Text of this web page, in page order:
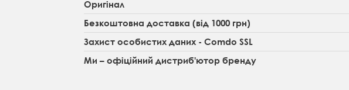
Оригінал
Безкоштовна доставка (від 1000 грн)
Захист особистих даних - Comdo SSL
Ми – офіційний дистриб'ютор бренду